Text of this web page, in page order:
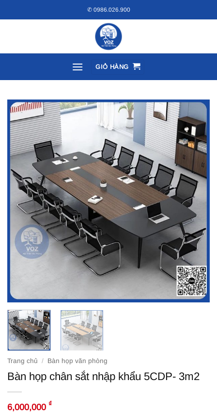
qua
✆ 0986.026.900
GIỎ HÀNG
Trang chủ / Bàn họp văn phòng
Bàn họp chân sắt nhập khẩu 5CDP- 3m2
6,000,000 ₫